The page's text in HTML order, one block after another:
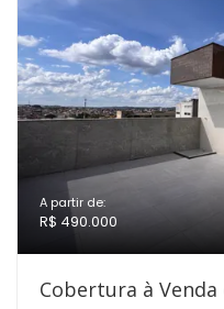
A partir de:
R$ 490.000
Cobertura à